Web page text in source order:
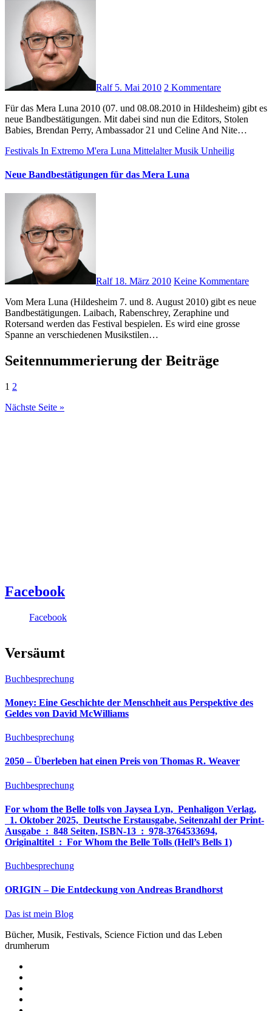
Ralf 5. Mai 2010 2 Kommentare
Für das Mera Luna 2010 (07. und 08.08.2010 in Hildesheim) gibt es
neue Bandbestätigungen. Mit dabei sind nun die Editors, Stolen
Babies, Brendan Perry, Ambassador 21 und Celine And Nite…
Festivals In Extremo M'era Luna MittelalterMusik Unheilig
Neue Bandbestätigungen für das Mera Luna
Ralf 18. März 2010 Keine Kommentare
Vom Mera Luna (Hildesheim 7. und 8. August 2010) gibt es neue
Bandbestätigungen. Laibach, Rabenschrey, Zeraphine und
Rotersand werden das Festival bespielen. Es wird eine grosse
Spanne an verschiedenen Musikstilen…
Seitennummerierung der Beiträge
1 2
Nächste Seite »
Facebook
Facebook
Versäumt
Buchbesprechung
Money: Eine Geschichte der Menschheit aus Perspektive des
Geldes von David McWilliams
Buchbesprechung
2050 – Überleben hat einen Preis von Thomas R. Weaver
Buchbesprechung
For whom the Belle tolls von Jaysea Lyn, ‎ Penhaligon Verlag,
‎ 1. Oktober 2025, ‎ Deutsche Erstausgabe, Seitenzahl der Print-
Ausgabe ‏ : ‎ 848 Seiten, ISBN-13 ‏ : ‎ 978-3764533694,
Originaltitel ‏ : ‎ For Whom the Belle Tolls (Hell’s Bells 1)
Buchbesprechung
ORIGIN – Die Entdeckung von Andreas Brandhorst
Das ist mein Blog
Bücher, Musik, Festivals, Science Fiction und das Leben
drumherum